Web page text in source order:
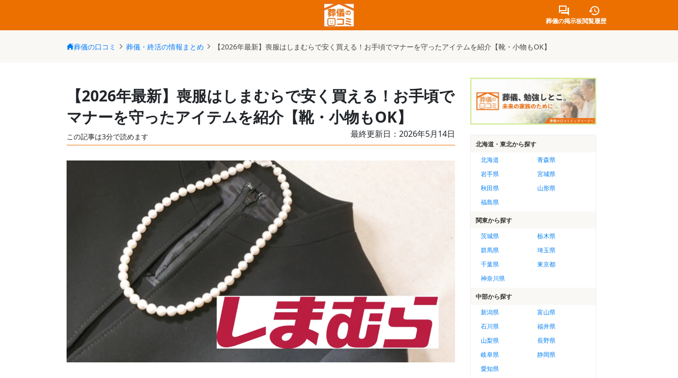
葬儀の掲示板閲覧履歴
葬儀の口コミ 葬儀・終活の情報まとめ 【2026年最新】喪服はしまむらで安く買える！お手頃でマナーを守ったアイテムを紹介【靴・小物もOK】
【2026年最新】喪服はしまむらで安く買える！お手頃で
マナーを守ったアイテムを紹介【靴・小物もOK】
この記事は3分で読めます 最終更新日： 2026年5月14日
北海道・東北から探す
北海道
青森県
岩手県
宮城県
秋田県
山形県
福島県
関東から探す
茨城県
栃木県
群馬県
埼玉県
千葉県
東京都
神奈川県
中部から探す
新潟県
富山県
石川県
福井県
山梨県
長野県
岐阜県
静岡県
愛知県